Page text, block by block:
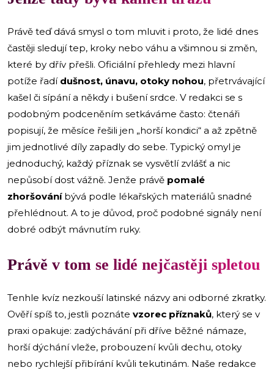
Právě teď dává smysl o tom mluvit i proto, že lidé dnes
častěji sledují tep, kroky nebo váhu a všimnou si změn,
které by dřív přešli. Oficiální přehledy mezi hlavní
potíže řadí dušnost, únavu, otoky nohou, přetrvávající
kašel či sípání a někdy i bušení srdce. V redakci se s
podobným podceněním setkáváme často: čtenáři
popisují, že měsíce řešili jen „horší kondici“ a až zpětně
jim jednotlivé díly zapadly do sebe. Typický omyl je
jednoduchý, každý příznak se vysvětlí zvlášť a nic
nepůsobí dost vážně. Jenže právě pomalé
zhoršováníbývá podle lékařských materiálů snadné
přehlédnout. A to je důvod, proč podobné signály není
dobré odbýt mávnutím ruky.
Právě v tom se lidé nejčastěji spletou
Tenhle kvíz nezkouší latinské názvy ani odborné zkratky.
Ověří spíš to, jestli poznáte vzorec příznaků, který se v
praxi opakuje: zadýchávání při dříve běžné námaze,
horší dýchání vleže, probouzení kvůli dechu, otoky
nebo rychlejší přibírání kvůli tekutinám. Naše redakce